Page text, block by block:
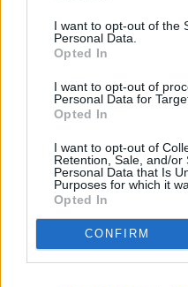
cualquier momento
visitando nuestra política de
I want to opt-out of the
Personal Data.
Opted In
I want to opt-out of
Personal Data for
Opted In
I want to opt-out of
Retention, Sale, and/or
Personal Data that Is
Purposes for which it
Opted In
CONFIRM